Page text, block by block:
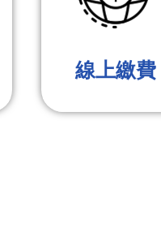
線上繳費